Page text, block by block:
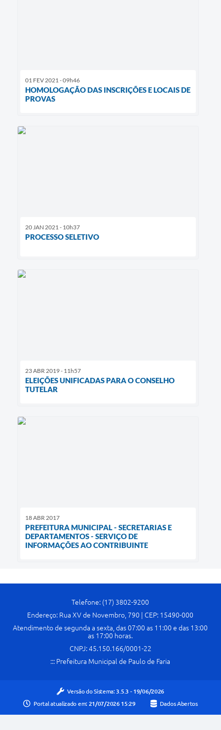
01 FEV 2021 - 09h46
HOMOLOGAÇÃO DAS INSCRIÇÕES E LOCAIS DE
PROVAS
20 JAN 2021 - 10h37
PROCESSO SELETIVO
23 ABR 2019 - 11h57
ELEIÇÕES UNIFICADAS PARA O CONSELHO
TUTELAR
18 ABR 2017
PREFEITURA MUNICIPAL - SECRETARIAS E
DEPARTAMENTOS - SERVIÇO DE
INFORMAÇÕES AO CONTRIBUINTE
Telefone: (17) 3802-9200
Endereço: Rua XV de Novembro, 790 | CEP: 15490-000
Atendimento de segunda a sexta, das 07:00 as 11:00 e das 13:00
as 17:00 horas.
CNPJ: 45.150.166/0001-22
::: Prefeitura Municipal de Paulo de Faria
Versão do Sistema: 3.5.3 - 19/06/2026
Portal atualizado em: 21/07/2026 15:29 Dados Abertos